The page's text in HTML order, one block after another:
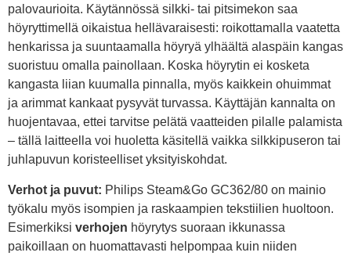
palovaurioita. Käytännössä silkki- tai pitsimekon saa
höyryttimellä oikaistua hellävaraisesti: roikottamalla vaatetta
henkarissa ja suuntaamalla höyryä ylhäältä alaspäin kangas
suoristuu omalla painollaan. Koska höyrytin ei kosketa
kangasta liian kuumalla pinnalla, myös kaikkein ohuimmat
ja arimmat kankaat pysyvät turvassa. Käyttäjän kannalta on
huojentavaa, ettei tarvitse pelätä vaatteiden pilalle palamista
– tällä laitteella voi huoletta käsitellä vaikka silkkipuseron tai
juhlapuvun koristeelliset yksityiskohdat.
Verhot ja puvut: Philips Steam&Go GC362/80 on mainio
työkalu myös isompien ja raskaampien tekstiilien huoltoon.
Esimerkiksi verhojen höyrytys suoraan ikkunassa
paikoillaan on huomattavasti helpompaa kuin niiden